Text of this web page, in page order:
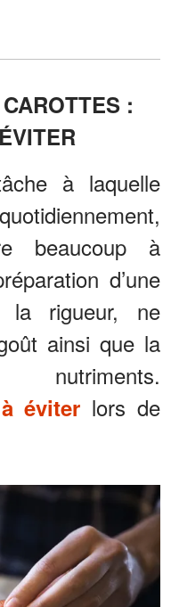
:
à laquelle
beaucoup à
d’une
la rigueur, ne
ainsi que la
nutriments.
éviter lors de